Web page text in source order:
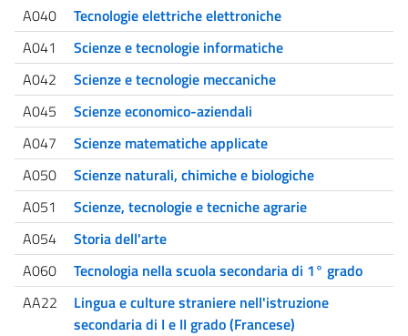
A040
Tecnologie elettriche elettroniche
A041
Scienze e tecnologie informatiche
A042
Scienze e tecnologie meccaniche
A045
Scienze economico-aziendali
A047
Scienze matematiche applicate
A050
Scienze naturali, chimiche e biologiche
A051
Scienze, tecnologie e tecniche agrarie
A054
Storia dell'arte
A060
Tecnologia nella scuola secondaria di 1° grado
AA22
Lingua e culture straniere nell'istruzione
secondaria di I e II grado (Francese)